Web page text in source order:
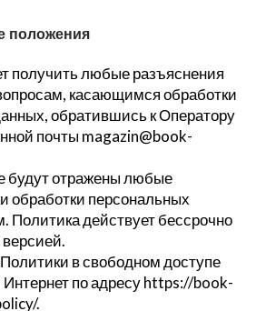
положения
получить любые разъяснения
касающимся обработки
обратившись к Оператору
почты magazin@book-
будут отражены любые
обработки персональных
Политика действует бессрочно
в свободном доступе
Интернет по адресу https://book-
.